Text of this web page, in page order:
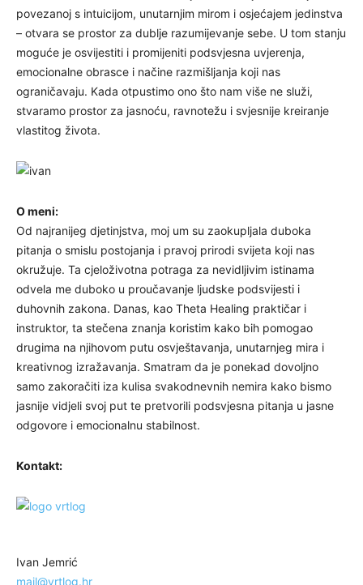
povezanoj s intuicijom, unutarnjim mirom i osjećajem jedinstva
– otvara se prostor za dublje razumijevanje sebe. U tom stanju
moguće je osvijestiti i promijeniti podsvjesna uvjerenja,
emocionalne obrasce i načine razmišljanja koji nas
ograničavaju. Kada otpustimo ono što nam više ne služi,
stvaramo prostor za jasnoću, ravnotežu i svjesnije kreiranje
vlastitog života.
O meni:
Od najranijeg djetinjstva, moj um su zaokupljala duboka
pitanja o smislu postojanja i pravoj prirodi svijeta koji nas
okružuje. Ta cjeloživotna potraga za nevidljivim istinama
odvela me duboko u proučavanje ljudske podsvijesti i
duhovnih zakona. Danas, kao Theta Healing praktičar i
instruktor, ta stečena znanja koristim kako bih pomogao
drugima na njihovom putu osvještavanja, unutarnjeg mira i
kreativnog izražavanja. Smatram da je ponekad dovoljno
samo zakoračiti iza kulisa svakodnevnih nemira kako bismo
jasnije vidjeli svoj put te pretvorili podsvjesna pitanja u jasne
odgovore i emocionalnu stabilnost.
Kontakt:
Ivan Jemrić
mail@vrtlog.hr